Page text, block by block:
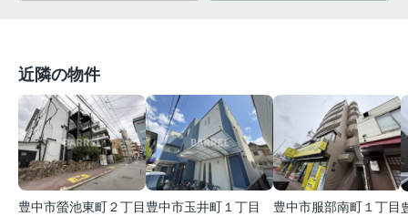
近隣の物件
豊中市螢池東町２丁目 豊中市玉井町１丁目
豊中市服部南町１丁目